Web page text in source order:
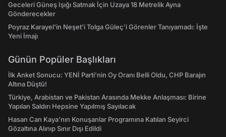
Geceleri Güneş Işığı Satmak İçin Uzaya 18 Metrelik Ayna
Gönderecekler
Poyraz Karayel'in Neşet'i Tolga Güleç'i Görenler Tanıyamadı: İşte
Yeni İmajı
Günün Popüler Başlıkları
İlk Anket Sonucu: YENİ Parti'nin Oy Oranı Belli Oldu, CHP Barajın
Altına Düştü!
Türkiye, Arabistan ve Pakistan Arasında Mekke Anlaşması: Birine
Yapılan Saldırı Hepsine Yapılmış Sayılacak
Hasan Can Kaya’nın Konuşanlar Programına Katılan Seyirci
Gözaltına Alınıp Sınır Dışı Edildi